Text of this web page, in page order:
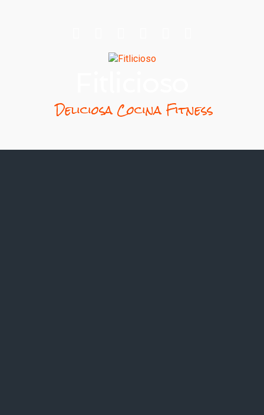
Deliciosa Cocina Fitness